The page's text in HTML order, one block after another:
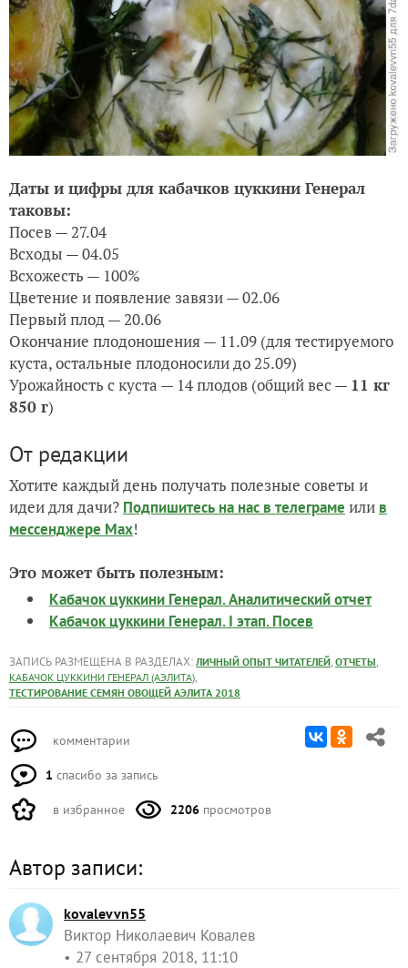
Даты и цифры для кабачков цуккини Генерал
таковы:
Посев — 27.04
Всходы — 04.05
Всхожесть — 100%
Цветение и появление завязи — 02.06
Первый плод — 20.06
Окончание плодоношения — 11.09 (для тестируемого
куста, остальные плодоносили до 25.09)
Урожайность с куста — 14 плодов (общий вес — 11 кг
850 г)
От редакции
Хотите каждый день получать полезные советы и
идеи для дачи? Подпишитесь на нас в телеграме или в
мессенджере Max!
Это может быть полезным:
Кабачок цуккини Генерал. Аналитический отчет
Кабачок цуккини Генерал. I этап. Посев
ЗАПИСЬ РАЗМЕЩЕНА В РАЗДЕЛАХ: ЛИЧНЫЙ ОПЫТ ЧИТАТЕЛЕЙ, ОТЧЕТЫ,
КАБАЧОК ЦУККИНИ ГЕНЕРАЛ (АЭЛИТА),
ТЕСТИРОВАНИЕ СЕМЯН ОВОЩЕЙ АЭЛИТА 2018
комментарии
1 спасибо за запись
в избранное 2206 просмотров
Автор записи:
kovalevvn55
Виктор Николаевич Ковалев
27 сентября 2018, 11:10